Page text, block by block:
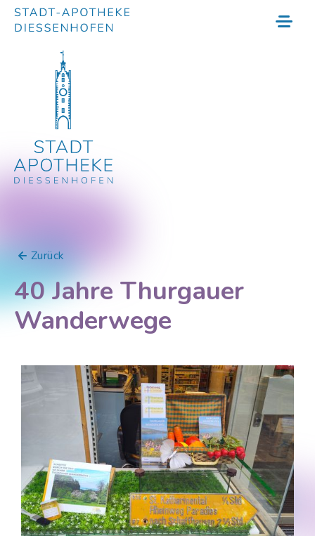
Zurück
40 Jahre Thurgauer
Wanderwege